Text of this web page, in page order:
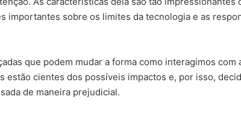
importantes sobre os limites da tecnologia e as
que podem mudar a forma como interagimos com
estão cientes dos possíveis impactos e, por isso,
de maneira prejudicial.